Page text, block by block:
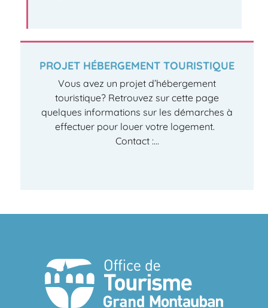
PROJET HÉBERGEMENT TOURISTIQUE
Vous avez un projet d’hébergement
touristique? Retrouvez sur cette page
quelques informations sur les démarches à
effectuer pour louer votre logement.
Contact :...